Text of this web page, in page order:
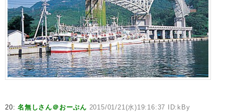
20:名無しさん＠おーぷん 2015/01/21(水)19:16:37 ID:kBy